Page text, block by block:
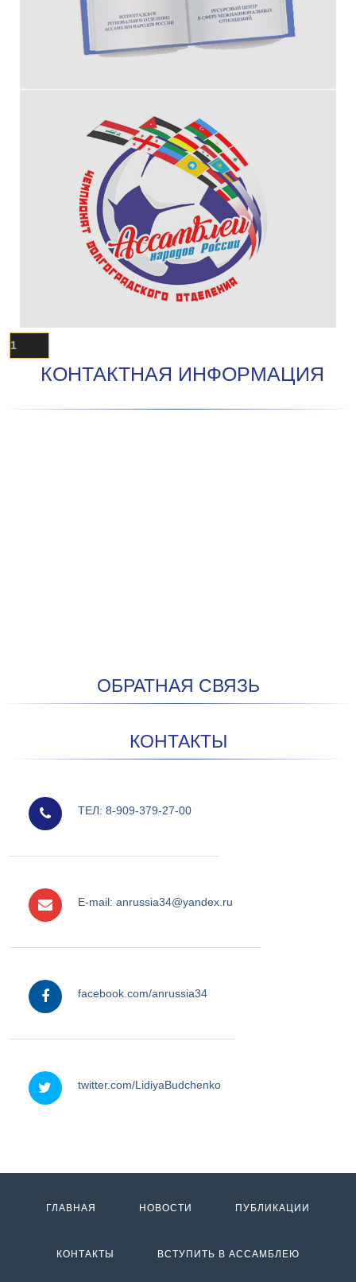
1
КОНТАКТНАЯ ИНФОРМАЦИЯ
ОБРАТНАЯ СВЯЗЬ
КОНТАКТЫ
ТЕЛ: 8-909-379-27-00
E-mail: anrussia34@yandex.ru
facebook.com/anrussia34
twitter.com/LidiyaBudchenko
ГЛАВНАЯ НОВОСТИ ПУБЛИКАЦИИ
КОНТАКТЫ ВСТУПИТЬ В АССАМБЛЕЮ